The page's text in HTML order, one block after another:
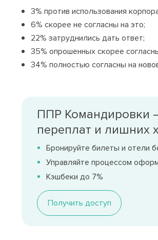
3% против использования
6% скорее не согласны на это;
22% затруднились дать ответ;
35% опрошенных скорее
34% полностью согласны на
ППР Командировки
переплат и лишних
Бронируйте билеты и отели
Управляйте процессом
Кэшбеки до 7%
Получить доступ